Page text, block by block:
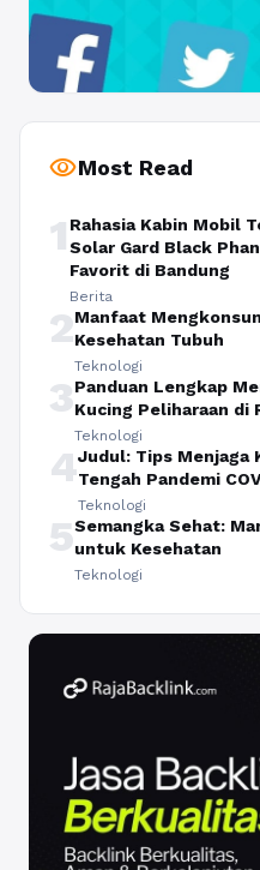
visibilityMost Read
1 Rahasia Kabin Mobil
Solar Gard Black
Favorit di Bandung
Berita
2Manfaat
Kesehatan Tubuh
Teknologi
3Panduan Lengkap
Kucing Peliharaan di
Teknologi
4Judul: Tips Menjaga
Tengah Pandemi
Teknologi
5Semangka Sehat:
untuk Kesehatan
Teknologi